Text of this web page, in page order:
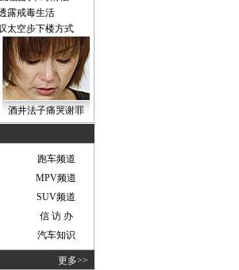
露戒毒生活
太空步下楼方式
酒井法子痛哭谢罪
跑车频道
MPV频道
SUV频道
信 访 办
汽车知识
更多>>